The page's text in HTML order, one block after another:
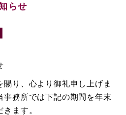
らせ
り、心より御礼申し上げま
事務所では下記の期間を年末
ます。